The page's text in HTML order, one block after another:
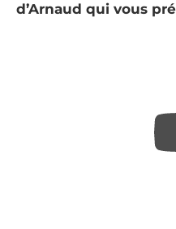
d’Arnaud qui vous